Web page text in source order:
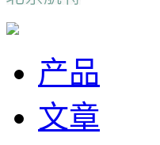
产品
文章